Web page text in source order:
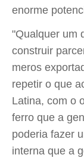
enorme
"Qualquer um
construir
meros
repetir o que
Latina, com o
ferro que a
poderia fazer
interna que a